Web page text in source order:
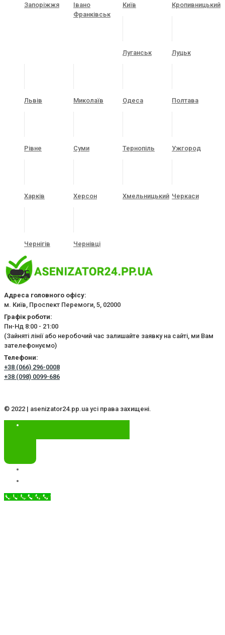
Запоріжжя
Івано
Франківськ
Київ Кропивницький
Луганськ Луцьк
Львів Миколаїв Одеса Полтава
Рівне Суми Тернопіль Ужгород
Харків Херсон Хмельницький Черкаси
Чернігів Чернівці
Адреса головного офісу:
м. Київ, Проспект Перемоги, 5, 02000
Графік роботи:
Пн-Нд 8:00 - 21:00
(Зайняті лінії або неробочий час залишайте заявку на сайті, ми Вам
зателефонуємо)
Телефони:
+38 (066) 296-0008
+38 (098) 0099-686
© 2022 | asenizator24.pp.ua усі права захищені.
Call Now Button